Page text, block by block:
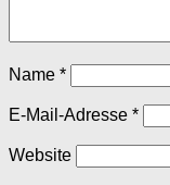
Name *
E-Mail-Adresse *
Website